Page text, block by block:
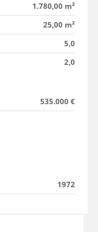
1.780,00 m²
25,00 m²
5,0
2,0
535.000 €
1972